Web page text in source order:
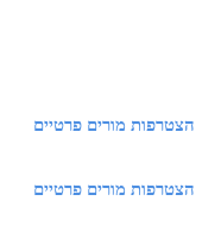
הצטרפות מורים פרטיים
הצטרפות מורים פרטיים